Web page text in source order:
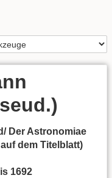
Der Astronomiae
dem Titelblatt)
1692